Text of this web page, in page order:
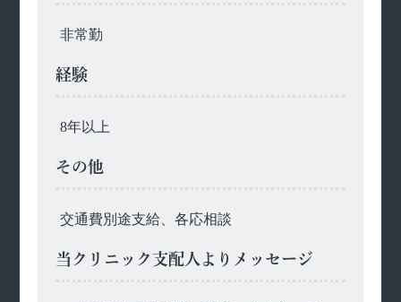
非常勤
経験
8年以上
その他
交通費別途支給、各応相談
当クリニック支配人よりメッセージ